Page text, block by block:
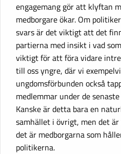
engagemang gör att klyftan
medborgare ökar. Om
svars är det viktigt att det
partierna med insikt i vad
viktigt för att föra vidare
till oss yngre, där vi
ungdomsförbunden också
medlemmar under de
Kanske är detta bara en
samhället i övrigt, men det
det är medborgarna som
politikerna.